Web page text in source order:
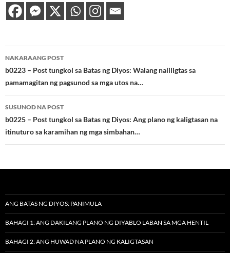
Post
navigation
NAKARAANG POST
b0223 – Post tungkol sa Batas ng Diyos: Walang naliligtas sa
pamamagitan ng pagsunod sa mga utos na…
SUSUNOD NA POST
b0225 – Post tungkol sa Batas ng Diyos: Ang plano ng kaligtasan na
itinuturo sa karamihan ng mga simbahan…
ANG BATAS NG DIYOS: PANIMULA
BAHAGI 1: ANG DAKILANG PLANO NG DIYABLO LABAN SA MGA HENTIL
BAHAGI 2: ANG HUWAD NA PLANO NG KALIGTASAN